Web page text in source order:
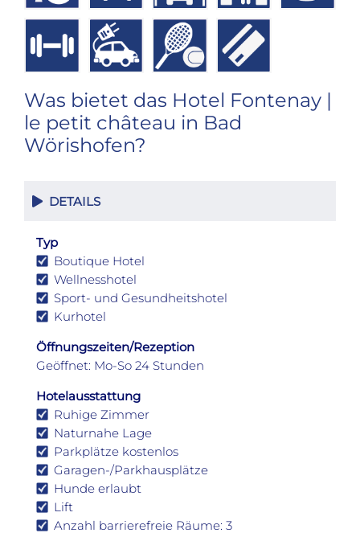
Was bietet das Hotel Fontenay |
le petit château in Bad
Wörishofen?
DETAILS
Typ
Boutique Hotel
Wellnesshotel
Sport- und Gesundheitshotel
Kurhotel
Öffnungszeiten/Rezeption
Geöffnet: Mo-So 24 Stunden
Hotelausstattung
Ruhige Zimmer
Naturnahe Lage
Parkplätze kostenlos
Garagen-/Parkhausplätze
Hunde erlaubt
Lift
Anzahl barrierefreie Räume: 3